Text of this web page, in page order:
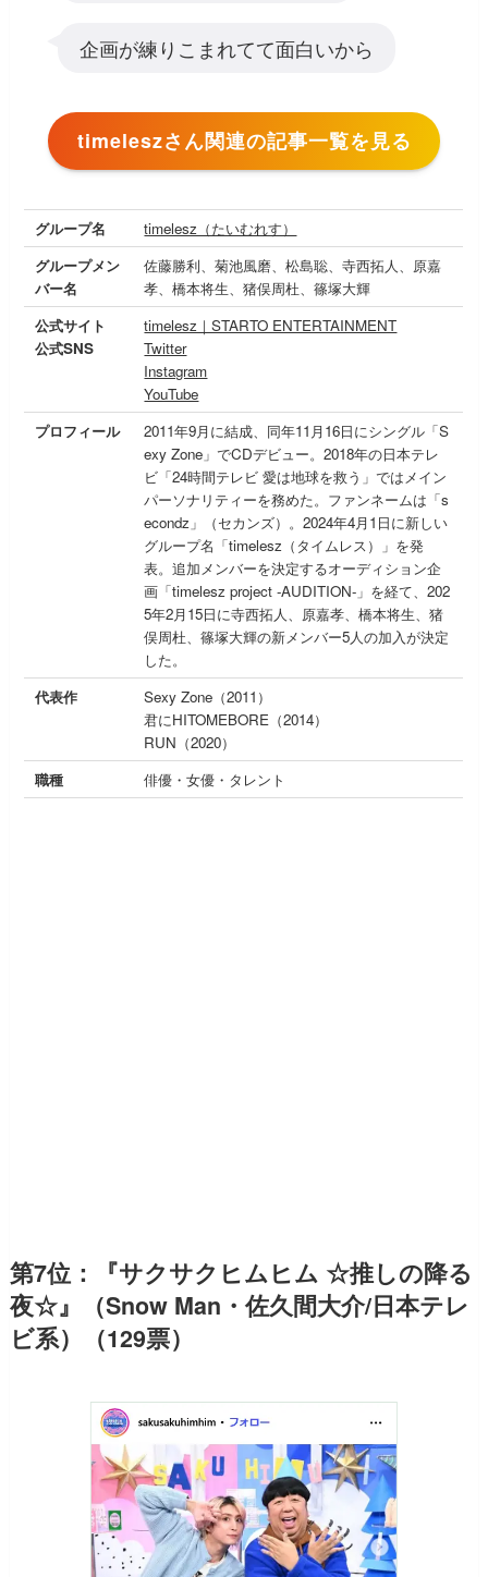
企画が練りこまれてて面白いから
timeleszさん関連の記事一覧を見る
グループ名
timelesz（たいむれす）
グループメン
バー名
佐藤勝利、菊池風磨、松島聡、寺西拓人、原嘉
孝、橋本将生、猪俣周杜、篠塚大輝
公式サイト
公式SNS
timelesz｜STARTO ENTERTAINMENT
Twitter
Instagram
YouTube
プロフィール
2011年9月に結成、同年11月16日にシングル「S
exy Zone」でCDデビュー。2018年の日本テレ
ビ「24時間テレビ 愛は地球を救う」ではメイン
パーソナリティーを務めた。ファンネームは「s
econdz」（セカンズ）。2024年4月1日に新しい
グループ名「timelesz（タイムレス）」を発
表。追加メンバーを決定するオーディション企
画「timelesz project -AUDITION-」を経て、202
5年2月15日に寺西拓人、原嘉孝、橋本将生、猪
俣周杜、篠塚大輝の新メンバー5人の加入が決定
した。
代表作
Sexy Zone（2011）
君にHITOMEBORE（2014）
RUN（2020）
職種
俳優・女優・タレント
第7位：『サクサクヒムヒム ☆推しの降る
夜☆』（Snow Man・佐久間大介/日本テレ
ビ系）（129票）